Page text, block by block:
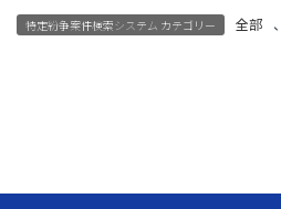
特定紛争案件検索システム カテゴリー 全部 、